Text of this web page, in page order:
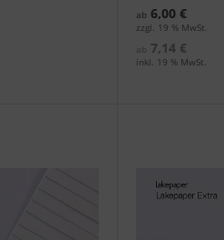
ab 6,00 €
zzgl. 19 % MwSt.
ab
7,14 €
inkl. 19 % MwSt.